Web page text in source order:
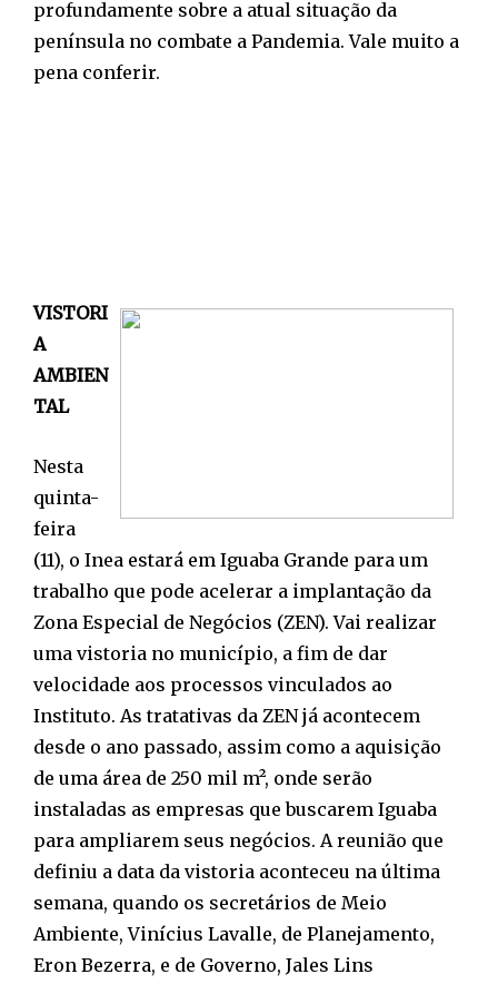
profundamente sobre a atual situação da
península no combate a Pandemia. Vale muito a
pena conferir.
VISTORI
A
AMBIEN
TAL
Nesta
quinta-
feira
(11), o Inea estará em Iguaba Grande para um
trabalho que pode acelerar a implantação da
Zona Especial de Negócios (ZEN). Vai realizar
uma vistoria no município, a fim de dar
velocidade aos processos vinculados ao
Instituto. As tratativas da ZEN já acontecem
desde o ano passado, assim como a aquisição
de uma área de 250 mil m², onde serão
instaladas as empresas que buscarem Iguaba
para ampliarem seus negócios. A reunião que
definiu a data da vistoria aconteceu na última
semana, quando os secretários de Meio
Ambiente, Vinícius Lavalle, de Planejamento,
Eron Bezerra, e de Governo, Jales Lins